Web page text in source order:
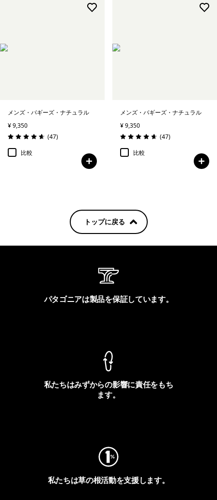
メンズ・バギーズ・ナチュラル
¥ 9,350
評価: 4.7 / 5
(47レビュー
)
比較
メンズ・バギーズ・ナチュラル
¥ 9,350
評価: 4.7 / 5
(47レビュー
)
比較
トップに戻る
パタゴニアは製品を保証しています。
私たちはみずからの影響に責任をもち
ます。
私たちは草の根活動を支援します。